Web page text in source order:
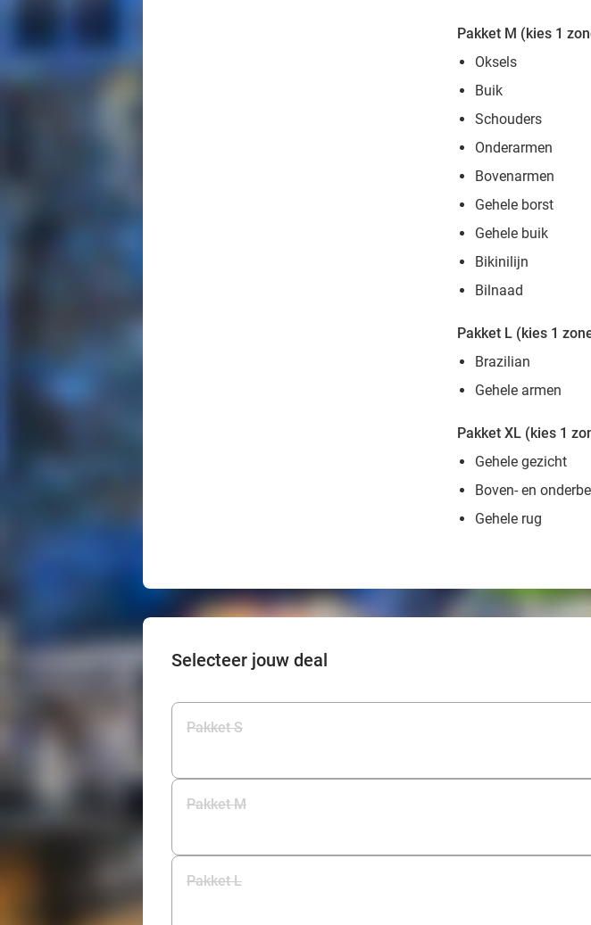
Pakket M (kies 1
Oksels
Buik
Schouders
Onderarmen
Bovenarmen
Gehele borst
Gehele buik
Bikinilijn
Bilnaad
Pakket L (kies 1
Brazilian
Gehele armen
Pakket XL (kies 1
Gehele gezicht
Boven- en
Gehele rug
Selecteer jouw deal
Pakket S
Pakket M
Pakket L